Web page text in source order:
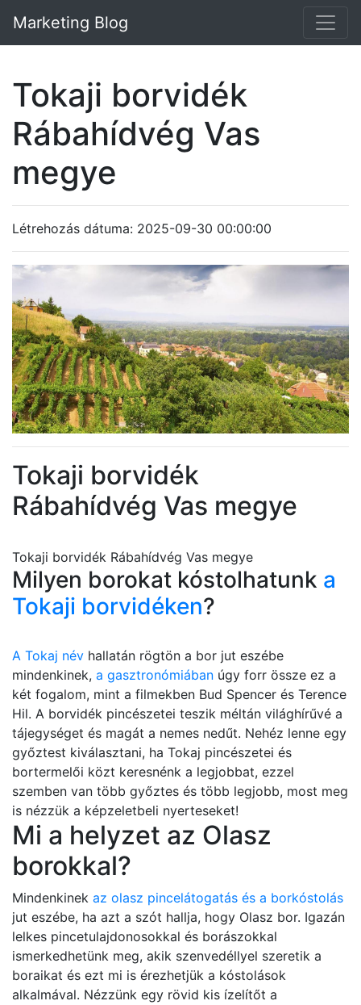
Marketing Blog
Tokaji borvidék
Rábahídvég Vas
megye
Létrehozás dátuma: 2025-09-30 00:00:00
Tokaji borvidék
Rábahídvég Vas megye
Tokaji borvidék Rábahídvég Vas megye
Milyen borokat kóstolhatunk a
Tokaji borvidéken?
A Tokaj név hallatán rögtön a bor jut eszébe
mindenkinek, a gasztronómiában úgy forr össze ez a
két fogalom, mint a filmekben Bud Spencer és Terence
Hil. A borvidék pincészetei teszik méltán világhírűvé a
tájegységet és magát a nemes nedűt. Nehéz lenne egy
győztest kiválasztani, ha Tokaj pincészetei és
bortermelői közt keresnénk a legjobbat, ezzel
szemben van több győztes és több legjobb, most meg
is nézzük a képzeletbeli nyerteseket!
Mi a helyzet az Olasz
borokkal?
Mindenkinek az olasz pincelátogatás és a borkóstolás
jut eszébe, ha azt a szót hallja, hogy Olasz bor. Igazán
lelkes pincetulajdonosokkal és borászokkal
ismerkedhetünk meg, akik szenvedéllyel szeretik a
boraikat és ezt mi is érezhetjük a kóstolások
alkalmával. Nézzünk egy rövid kis ízelítőt a